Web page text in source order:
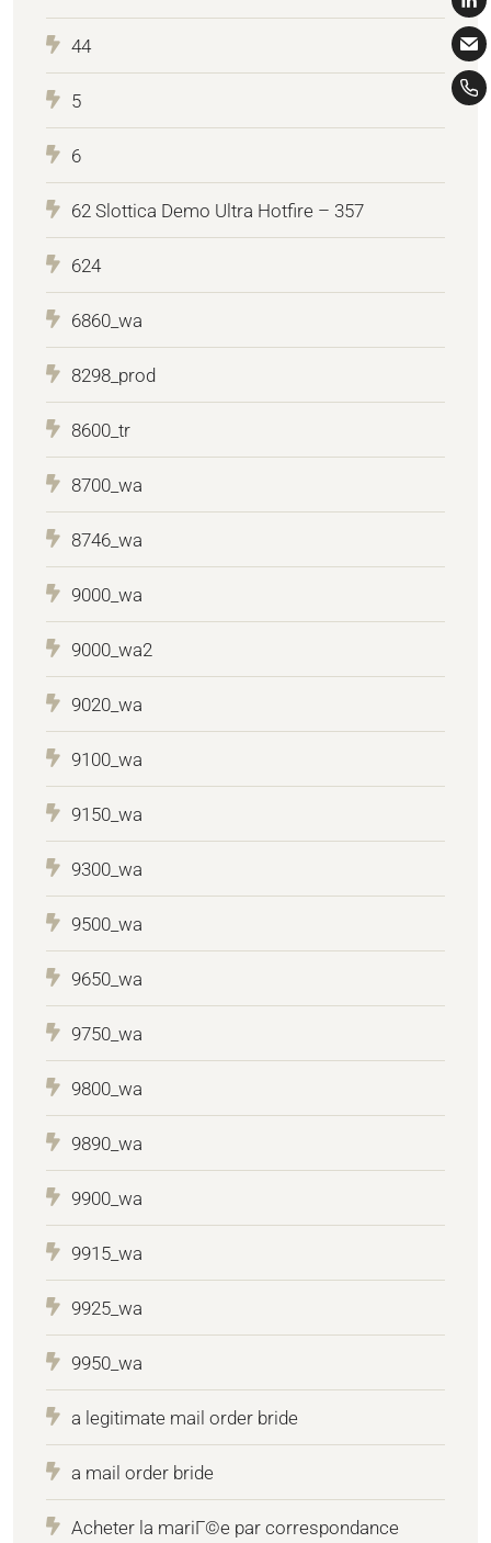
44
5
6
62 Slottica Demo Ultra Hotfire – 357
624
6860_wa
8298_prod
8600_tr
8700_wa
8746_wa
9000_wa
9000_wa2
9020_wa
9100_wa
9150_wa
9300_wa
9500_wa
9650_wa
9750_wa
9800_wa
9890_wa
9900_wa
9915_wa
9925_wa
9950_wa
a legitimate mail order bride
a mail order bride
Acheter la mariГ©e par correspondance